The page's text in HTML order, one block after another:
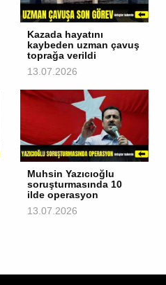
Kazada hayatını
kaybeden uzman çavuş
toprağa verildi
13.07.2026
Muhsin Yazıcıoğlu
soruşturmasında 10
ilde operasyon
13.07.2026